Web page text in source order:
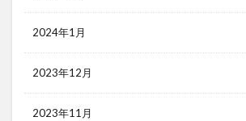
2024年1月
2023年12月
2023年11月